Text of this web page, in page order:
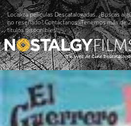
Localiza películas Descatalogadas. ¿Buscas
no reseñado? Contáctanos -Tenemos más de
títulos disponibles!